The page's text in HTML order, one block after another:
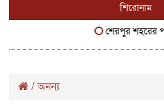
শিরোনাম
শেরপুর শহরের
/অনন্য